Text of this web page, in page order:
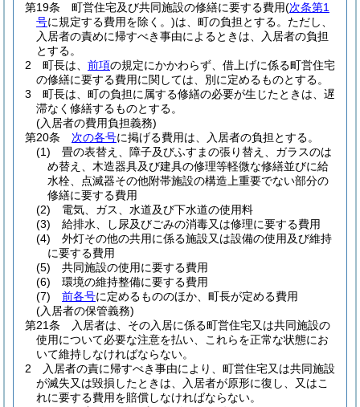
第19条
町営住宅及び共同施設の修繕に要する費用(次条第1
号に規定する費用を除く。)は、町の負担とする。 ただし、
入居者の責めに帰すべき事由によるときは、入居者の負担
とする。
2
町長は、 前項の規定にかかわらず、借上げに係る町営住宅
の修繕に要する費用に関しては、別に定めるものとする。
3
町長は、町の負担に属する修繕の必要が生じたときは、遅
滞なく修繕するものとする。
(入居者の費用負担義務)
第20条
次の各号に掲げる費用は、入居者の負担とする。
(1)
畳の表替え、障子及びふすまの張り替え、ガラスのは
め替え、木造器具及び建具の修理等軽微な修繕並びに給
水栓、点滅器その他附帯施設の構造上重要でない部分の
修繕に要する費用
(2)
電気、ガス、水道及び下水道の使用料
(3)
給排水、し尿及びごみの消毒又は修理に要する費用
(4)
外灯その他の共用に係る施設又は設備の使用及び維持
に要する費用
(5)
共同施設の使用に要する費用
(6)
環境の維持整備に要する費用
(7)
前各号に定めるもののほか、町長が定める費用
(入居者の保管義務)
第21条
入居者は、その入居に係る町営住宅又は共同施設の
使用について必要な注意を払い、これらを正常な状態にお
いて維持しなければならない。
2
入居者の責に帰すべき事由により、町営住宅又は共同施設
が滅失又は毀損したときは、入居者が原形に復し、又はこ
れに要する費用を賠償しなければならない。